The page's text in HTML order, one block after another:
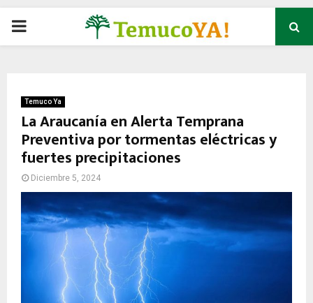
P
M
A
R
Temuco Ya
La Araucanía en Alerta Temprana
Preventiva por tormentas eléctricas y
fuertes precipitaciones
Diciembre 5, 2024